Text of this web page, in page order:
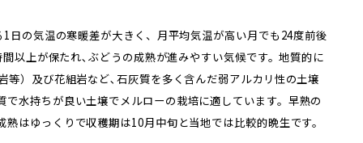
日の気温の寒暖差が大きく、月平均気温が高い月でも24度前後
以上が保たれ､ぶどうの成熟が進みやすい気候です。地質的に
等）及び花組岩など､石灰質を多く含んだ弱アルカリ性の土壌
水持ちが良い土壌でメルローの栽培に適しています。早熟の
はゆっくりで収穫期は10月中旬と当地では比較的晩生です。